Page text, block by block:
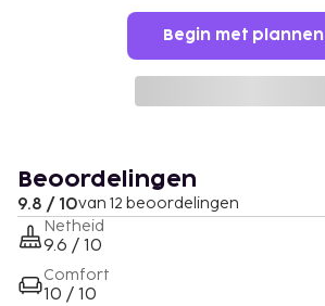
Begin met plannen
Beoordelingen
9.8 / 10van 12 beoordelingen
Netheid
9.6 / 10
Comfort
10 / 10